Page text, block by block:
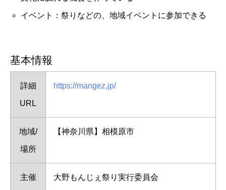
イベント：祭りなどの、地域イベントに参加できる
基本情報
詳細
URL
https://mangez.jp/
地域/
場所
【神奈川県】相模原市
主催 大野もんじぇ祭り実行委員会